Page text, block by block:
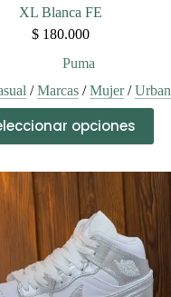
XL Blanca FE
$ 180.000
Puma
/Marcas/Mujer/Urban
opciones
producto
tiene
opciones
pueden
elegir
en